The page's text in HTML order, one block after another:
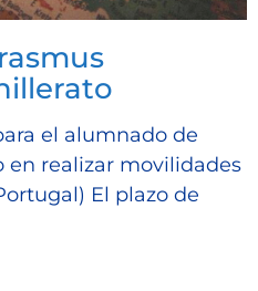
el alumnado de
en realizar movilidades
El plazo de